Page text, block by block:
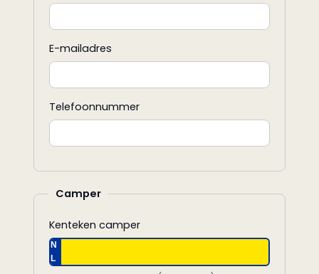
E-mailadres
Telefoonnummer
Camper
Kenteken camper
N
L